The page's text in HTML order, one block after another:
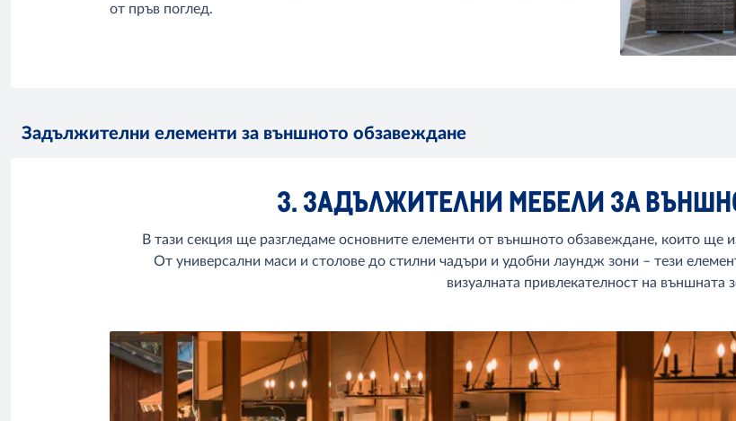
от пръв поглед.
Задължителни елементи за външното обзавеждане
3. ЗАДЪЛЖИТЕЛНИ МЕБЕЛИ ЗА
В тази секция ще разгледаме основните елементи от външното обзавеждане, които ще
От универсални маси и столове до стилни чадъри и удобни лаундж зони – тези
визуалната привлекателност на външната